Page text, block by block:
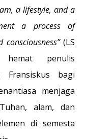
a lifestyle, and a
a process of
(LS
hemat penulis
Fransiskus bagi
menjaga
alam, dan
di semesta